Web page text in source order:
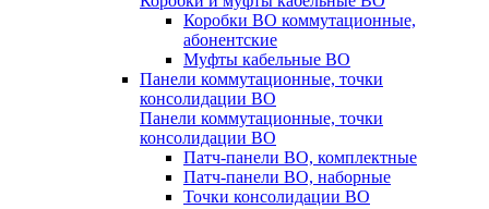
Коробки ВО коммутационные,
абонентские
Муфты кабельные ВО
Панели коммутационные, точки
консолидации ВО
Панели коммутационные, точки
консолидации ВО
Патч-панели ВО, комплектные
Патч-панели ВО, наборные
Точки консолидации ВО